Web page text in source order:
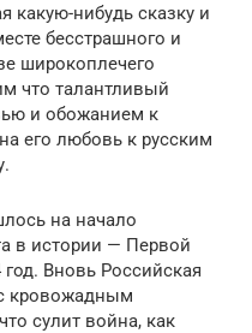
какую-нибудь сказку и
бесстрашного и
широкоплечего
что талантливый
и обожанием к
его любовь к русским
на начало
в истории — Первой
Вновь Российская
кровожадным
сулит война, как